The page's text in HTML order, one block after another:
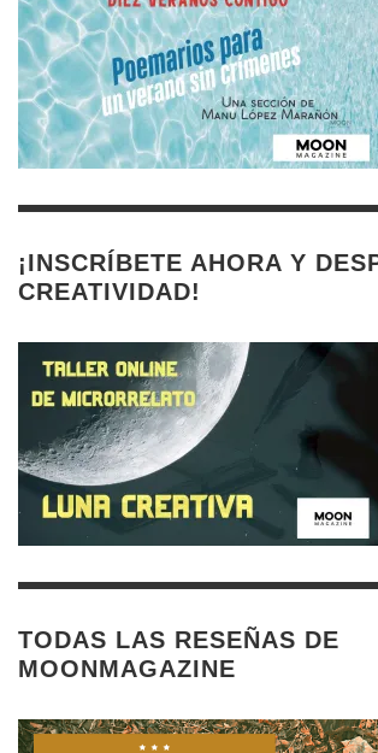
¡INSCRÍBETE AHORA Y
CREATIVIDAD!
TODAS LAS RESEÑAS DE
MOONMAGAZINE